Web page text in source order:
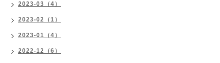
2023-03（4）
2023-02（1）
2023-01（4）
2022-12（6）